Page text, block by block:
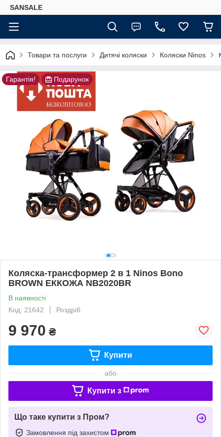
SANSALE
Товари та послуги Дитячі коляски Коляски Ninos
Гарантія! Подарунок
Коляска-трансформер 2 в 1 Ninos Bono
BROWN ЕККОЖА NB2020BR
В наявності
Код: 21642
Роздріб
9 970 ₴
Купити
або
Купити з
Що таке купити з Пром?
Замовлення під захистом